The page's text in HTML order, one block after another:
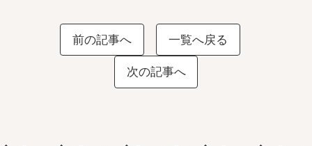
前の記事へ 一覧へ戻る
次の記事へ